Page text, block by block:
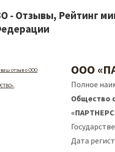
- Отзывы, Рейтинг
ваш отзыв о ООО ООО
Полное
Общество
Дата